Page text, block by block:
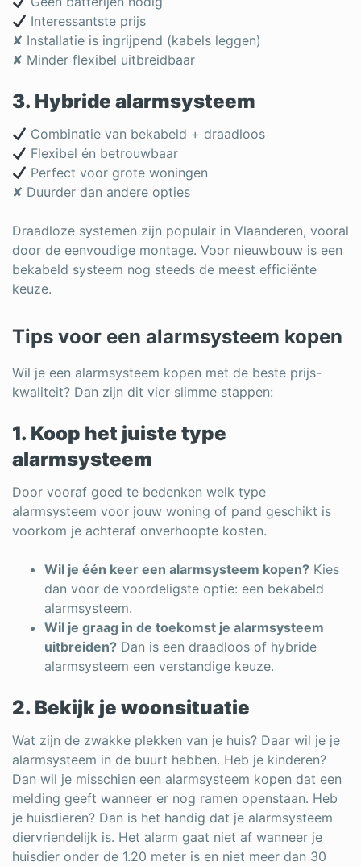
Interessantste prijs
✘ Installatie is ingrijpend (kabels leggen)
✘ Minder flexibel uitbreidbaar
3. Hybride alarmsysteem
Combinatie van bekabeld + draadloos
Flexibel én betrouwbaar
Perfect voor grote woningen
✘ Duurder dan andere opties
Draadloze systemen zijn populair in Vlaanderen, vooral
door de eenvoudige montage. Voor nieuwbouw is een
bekabeld systeem nog steeds de meest efficiënte
keuze.
Tips voor een alarmsysteem kopen
Wil je een alarmsysteem kopen met de beste prijs-
kwaliteit? Dan zijn dit vier slimme stappen:
1. Koop het juiste type
alarmsysteem
Door vooraf goed te bedenken welk type
alarmsysteem voor jouw woning of pand geschikt is
voorkom je achteraf onverhoopte kosten.
Wil je één keer een alarmsysteem kopen? Kies
dan voor de voordeligste optie: een bekabeld
alarmsysteem.
Wil je graag in de toekomst je alarmsysteem
uitbreiden? Dan is een draadloos of hybride
alarmsysteem een verstandige keuze.
2. Bekijk je woonsituatie
Wat zijn de zwakke plekken van je huis? Daar wil je je
alarmsysteem in de buurt hebben. Heb je kinderen?
Dan wil je misschien een alarmsysteem kopen dat een
melding geeft wanneer er nog ramen openstaan. Heb
je huisdieren? Dan is het handig dat je alarmsysteem
diervriendelijk is. Het alarm gaat niet af wanneer je
huisdier onder de 1.20 meter is en niet meer dan 30